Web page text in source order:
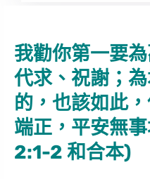
我勸你第一要
代求、祝謝；
的，也該如此
端正，平安無
2:1-2 和合本)